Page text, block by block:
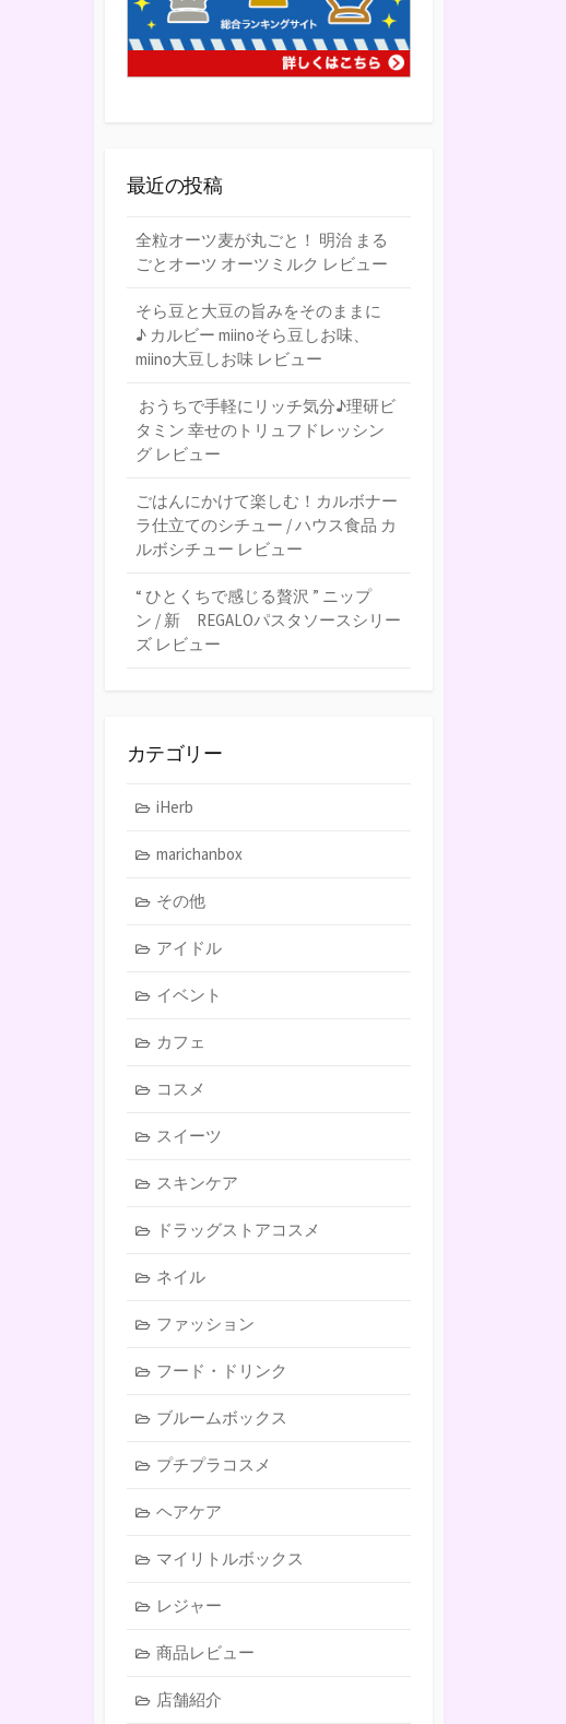
最近の投稿
全粒オーツ麦が丸ごと！ 明治 まる
ごとオーツ オーツミルク レビュー
そら豆と大豆の旨みをそのままに
♪ カルビー miinoそら豆しお味、
miino大豆しお味 レビュー
おうちで手軽にリッチ気分♪理研ビ
タミン 幸せのトリュフドレッシン
グ レビュー
ごはんにかけて楽しむ！カルボナー
ラ仕立てのシチュー / ハウス食品 カ
ルボシチュー レビュー
“ ひとくちで感じる贅沢 ” ニップ
ン / 新 REGALOパスタソースシリー
ズ レビュー
カテゴリー
iHerb
marichanbox
その他
アイドル
イベント
カフェ
コスメ
スイーツ
スキンケア
ドラッグストアコスメ
ネイル
ファッション
フード・ドリンク
ブルームボックス
プチプラコスメ
ヘアケア
マイリトルボックス
レジャー
商品レビュー
店舗紹介